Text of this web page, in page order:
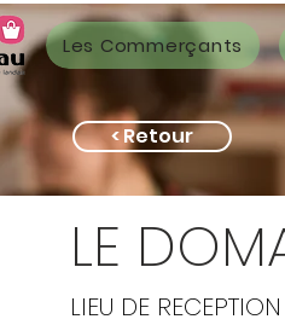
Les Commerçants
< Retour
LE
LIEU DE